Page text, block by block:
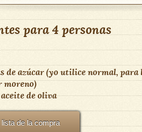
para4 personas
de azúcar (yo utilice normal, para
moreno)
de oliva
de la compra